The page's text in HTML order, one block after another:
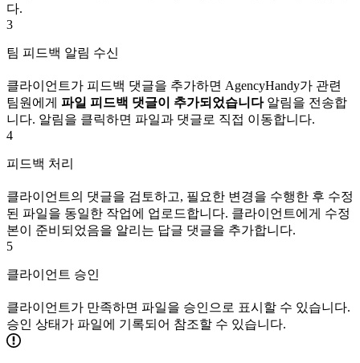
다.
3
팀 피드백 알림 수신
클라이언트가 피드백 댓글을 추가하면 AgencyHandy가 관련
팀원에게 파일 피드백 댓글이 추가되었습니다알림을 전송합
니다. 알림을 클릭하면 파일과 댓글로 직접 이동합니다.
4
피드백 처리
클라이언트의 댓글을 검토하고, 필요한 변경을 수행한 후 수정
된 파일을 동일한 작업에 업로드합니다. 클라이언트에게 수정
본이 준비되었음을 알리는 답글 댓글을 추가합니다.
5
클라이언트 승인
클라이언트가 만족하면 파일을 승인으로 표시할 수 있습니다.
승인 상태가 파일에 기록되어 참조할 수 있습니다.